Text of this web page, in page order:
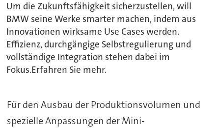
Um die Zukunftsfähigkeit sicherzustellen, will
BMW seine Werke smarter machen, indem aus
Innovationen wirksame Use Cases werden.
Effizienz, durchgängige Selbstregulierung und
vollständige Integration stehen dabei im
Fokus.Erfahren Sie mehr.
Für den Ausbau der Produktionsvolumen und
spezielle Anpassungen der Mini-